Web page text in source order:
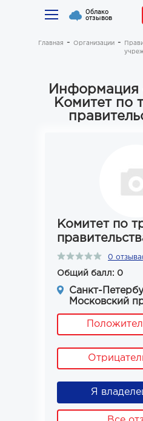
Облако
отзывов
Главная Организации
Информация
Комитет по
Комитет по
0
Общий балл: 0
Санкт-
Московский
Я